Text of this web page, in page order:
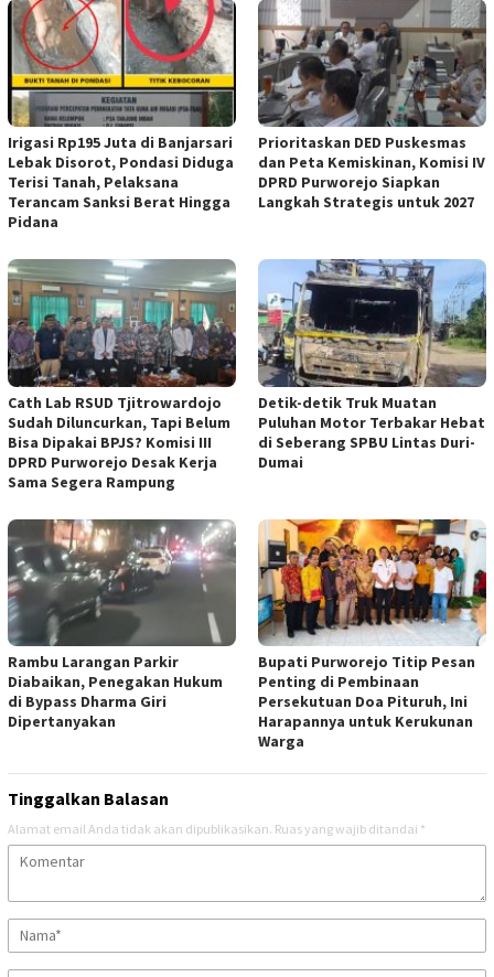
Irigasi Rp195 Juta di Banjarsari
Lebak Disorot, Pondasi Diduga
Terisi Tanah, Pelaksana
Terancam Sanksi Berat Hingga
Pidana
‎Prioritaskan DED Puskesmas
dan Peta Kemiskinan, Komisi IV
DPRD Purworejo Siapkan
Langkah Strategis untuk 2027 ‎
‎Cath Lab RSUD Tjitrowardojo
Sudah Diluncurkan, Tapi Belum
Bisa Dipakai BPJS? Komisi III
DPRD Purworejo Desak Kerja
Sama Segera Rampung
Detik-detik Truk Muatan
Puluhan Motor Terbakar Hebat
di Seberang SPBU Lintas Duri-
Dumai
Rambu Larangan Parkir
Diabaikan, Penegakan Hukum
di Bypass Dharma Giri
Dipertanyakan
Bupati Purworejo Titip Pesan
Penting di Pembinaan
Persekutuan Doa Pituruh, Ini
Harapannya untuk Kerukunan
Warga
Tinggalkan Balasan
Alamat email Anda tidak akan dipublikasikan. Ruas yang wajib ditandai *